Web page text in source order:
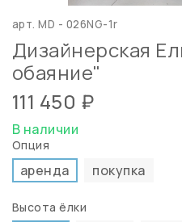
арт.MD - 026NG-1r
Дизайнерская
обаяние"
111 450 ₽
В наличии
Опция
аренда покупка
Высота ёлки